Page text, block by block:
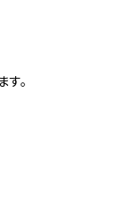
。